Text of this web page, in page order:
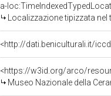
a-
Localizzazione tipizzata nel
<http://dati.beniculturali.it/
<https://w3id.org/arco/
Museo Nazionale della